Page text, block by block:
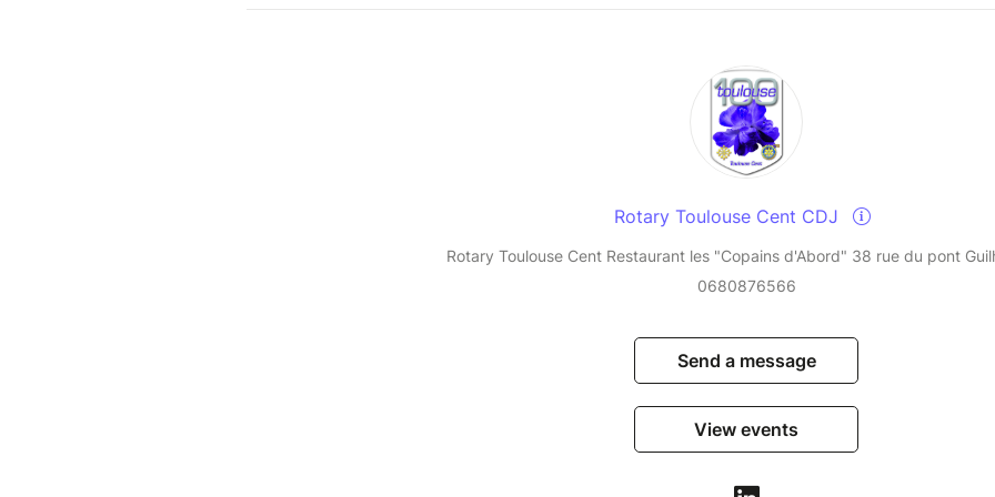
Rotary Toulouse Cent CDJ
Rotary Toulouse Cent Restaurant les "Copains d'Abord" 38 rue du pont
0680876566
Send a message
View events